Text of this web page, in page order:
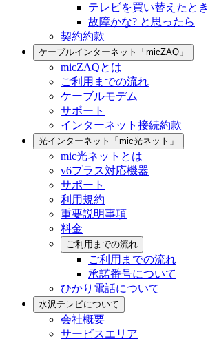
テレビを買い替えたとき
故障かな? と思ったら
契約約款
ケーブルインターネット「micZAQ」
micZAQとは
ご利用までの流れ
ケーブルモデム
サポート
インターネット接続約款
光インターネット「mic光ネット」
mic光ネットとは
v6プラス対応機器
サポート
利用規約
重要説明事項
料金
ご利用までの流れ
ご利用までの流れ
承諾番号について
ひかり電話について
水沢テレビについて
会社概要
サービスエリア